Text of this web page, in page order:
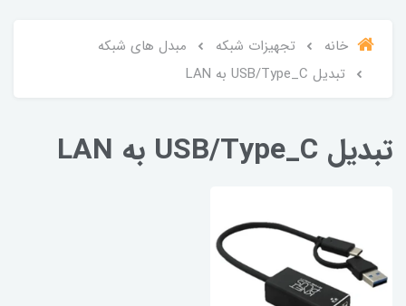
خانه تجهیزات شبکه
مبدل های شبکه
تبدیل USB/Type_C به LAN
تبدیل USB/Type_C به LAN